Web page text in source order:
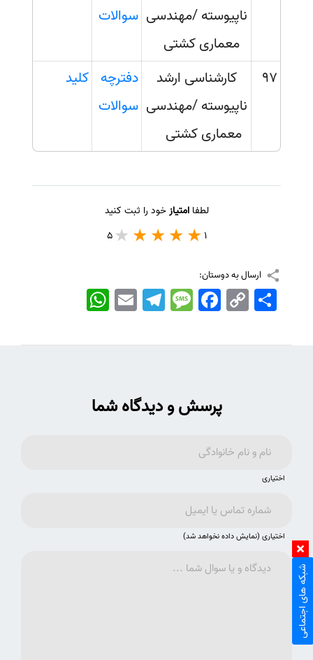
ناپیوسته /مهندسی
معماری کشتی
سوالات
97
کارشناسی ارشد
ناپیوسته /مهندسی
معماری کشتی
دفترچه
سوالات
کلید
لطفاامتیازخود را ثبت کنید
1
5
ارسال به دوستان:
WhatsApp EmailTelegramMessageFacebook Copy
Link
اشتراک
پرسش و دیدگاه شما
اختیاری
اختیاری (نمایش داده نخواهد شد)
شبکه های اجتماعی